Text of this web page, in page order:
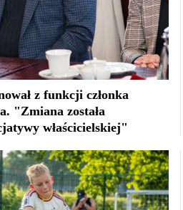
z funkcji członka
"Zmiana została
właścicielskiej"